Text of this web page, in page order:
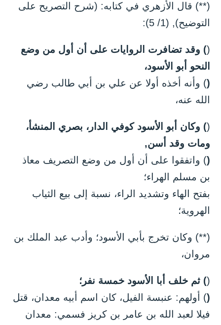
(**) قال الأزهري في كتابه: (شرح التصريح على
التوضيح), (1/ 5):
() وقد تضافرت الروايات على أن أول من وضع
النحو أبو الأسود،
() وأنه أخذه أولا عن علي بن أبي طالب رضي
الله عنه،
() وكان أبو الأسود كوفي الدار، بصري المنشأ،
ومات وقد أسن,
() واتفقوا على أن أول من وضع التصريف معاذ
بن مسلم الهراء؛
بفتح الهاء وتشديد الراء، نسبة إلى بيع الثياب
الهروية؛
(**) وكان تخرج بأبي الأسود؛ وأدب عبد الملك بن
مروان،
() ثم خلف أبا الأسود خمسة نفر؛
() أولهم: عنبسة الفيل، كان اسم أبيه معدان، قتل
فيلا لعبد الله بن عامر بن كريز فسمي: معدان